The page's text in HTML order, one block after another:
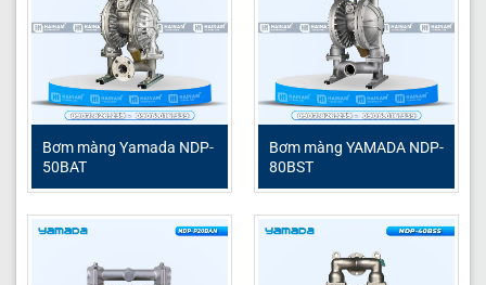
40BSH đảm bảo hiệu suất vận hành ổn định, an toàn và
hiệu quả, đáp ứng nhu cầu khắt khe của nhiều ngành
công nghiệp khác nhau.
Thông số kỹ thuật YAMADA NDP-40BSH
Tên sản phẩm
Bơm màng YAMADA NDP-
Model
YAMADA NDP-40BSH
Loại bơm
Bơm màng khí nén
Thương hiệu
Bơm màng Yamada NDP-
50BAT
Bơm màng YAMADA NDP-
80BST